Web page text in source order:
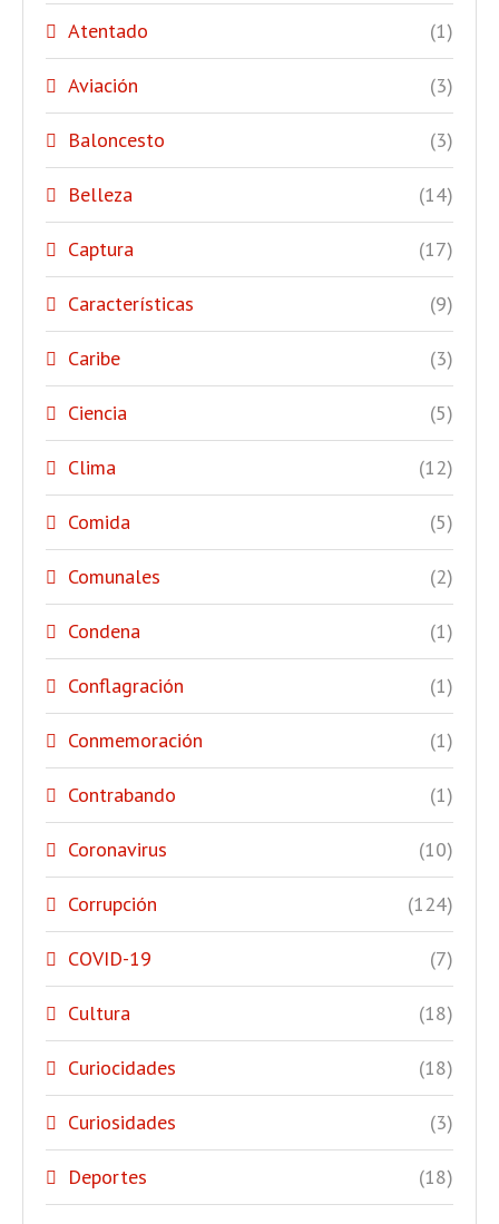
Atentado (1)
Aviación (3)
Baloncesto (3)
Belleza (14)
Captura (17)
Características (9)
Caribe (3)
Ciencia (5)
Clima (12)
Comida (5)
Comunales (2)
Condena (1)
Conflagración (1)
Conmemoración (1)
Contrabando (1)
Coronavirus (10)
Corrupción (124)
COVID-19 (7)
Cultura (18)
Curiocidades (18)
Curiosidades (3)
Deportes (18)